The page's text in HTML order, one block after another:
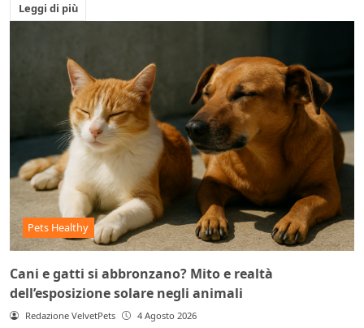
Leggi di più
Pets Healthy
Cani e gatti si abbronzano? Mito e realtà
dell’esposizione solare negli animali
Redazione VelvetPets 4 Agosto 2026